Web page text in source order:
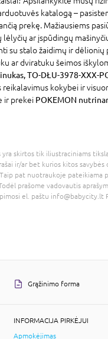
katalogą –
prekę. Mažiausiems
ar įspūdingų
su stalo žaidimų ir dėlionių
ar dviratuku šeimos
TO-DŁU-3978-XXX-
reikalavimus kokybei ir
ir prekei POKEMON
skirtos tik iliustraciniams
ir/ar bet kurios kitos
pat nuotraukoje pateikiama
prašome vadovautis
el. paštu info@babycity.lt
Grąžinimo forma
INFORMACIJA PIRKĖJUI
Apmokėjimas